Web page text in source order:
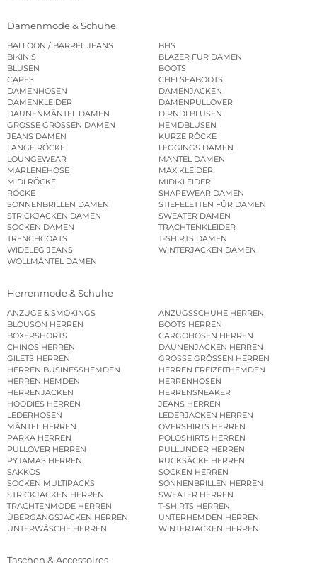
Damenmode & Schuhe
BALLOON / BARREL JEANS
BHS
BIKINIS
BLAZER FÜR DAMEN
BLUSEN
BOOTS
CAPES
CHELSEABOOTS
DAMENHOSEN
DAMENJACKEN
DAMENKLEIDER
DAMENPULLOVER
DAUNENMÄNTEL DAMEN
DIRNDLBLUSEN
GROSSE GRÖSSEN DAMEN
HEMDBLUSEN
JEANS DAMEN
KURZE RÖCKE
LANGE RÖCKE
LEGGINGS DAMEN
LOUNGEWEAR
MÄNTEL DAMEN
MARLENEHOSE
MAXIKLEIDER
MIDI RÖCKE
MIDIKLEIDER
RÖCKE
SHAPEWEAR DAMEN
SONNENBRILLEN DAMEN
STIEFELETTEN FÜR DAMEN
STRICKJACKEN DAMEN
SWEATER DAMEN
SOCKEN DAMEN
TRACHTENKLEIDER
TRENCHCOATS
T-SHIRTS DAMEN
WIDELEG JEANS
WINTERJACKEN DAMEN
WOLLMÄNTEL DAMEN
Herrenmode & Schuhe
ANZÜGE & SMOKINGS
ANZUGSSCHUHE HERREN
BLOUSON HERREN
BOOTS HERREN
BOXERSHORTS
CARGOHOSEN HERREN
CHINOS HERREN
DAUNENJACKEN HERREN
GILETS HERREN
GROSSE GRÖSSEN HERREN
HERREN BUSINESSHEMDEN
HERREN FREIZEITHEMDEN
HERREN HEMDEN
HERRENHOSEN
HERRENJACKEN
HERRENSNEAKER
HOODIES HERREN
JEANS HERREN
LEDERHOSEN
LEDERJACKEN HERREN
MÄNTEL HERREN
OVERSHIRTS HERREN
PARKA HERREN
POLOSHIRTS HERREN
PULLOVER HERREN
PULLUNDER HERREN
PYJAMAS HERREN
RUCKSÄCKE HERREN
SAKKOS
SOCKEN HERREN
SOCKEN MULTIPACKS
SONNENBRILLEN HERREN
STRICKJACKEN HERREN
SWEATER HERREN
TRACHTENMODE HERREN
T-SHIRTS HERREN
ÜBERGANGSJACKEN HERREN
UNTERHEMDEN HERREN
UNTERWÄSCHE HERREN
WINTERJACKEN HERREN
Taschen & Accessoires